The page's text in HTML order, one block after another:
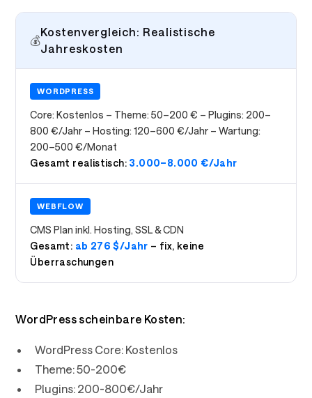
💰
Kostenvergleich: Realistische
Jahreskosten
WORDPRESS
Core: Kostenlos – Theme: 50–200 € – Plugins: 200–
800 €/Jahr – Hosting: 120–600 €/Jahr – Wartung:
200–500 €/Monat
Gesamt realistisch: 3.000–8.000 €/Jahr
WEBFLOW
CMS Plan inkl. Hosting, SSL & CDN
Gesamt: ab 276 $/Jahr – fix, keine
Überraschungen
WordPress scheinbare Kosten:
WordPress Core: Kostenlos
Theme: 50-200€
Plugins: 200-800€/Jahr